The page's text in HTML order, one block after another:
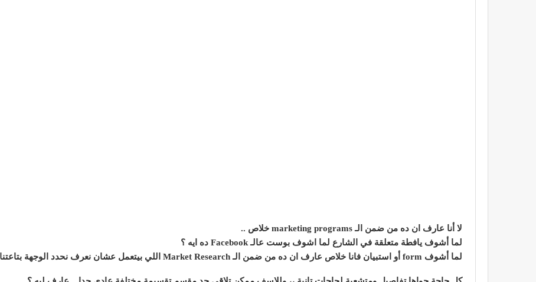
لا أنا عارف ان ده من ضمن الـ marketing programs خلاص ..
لما أشوف يافطة متعلقة في الشارع لما اشوف بوست عالـ Facebook ده ايه ؟
لما أشوف form أو استبيان فانا خلاص عارف ان ده من ضمن الـ Market Research اللي بيتعمل عشان نعرف نحدد الوجهة بتاعتنا بالظبط ونعرف احنا ماشيين صح ولا غلط ..